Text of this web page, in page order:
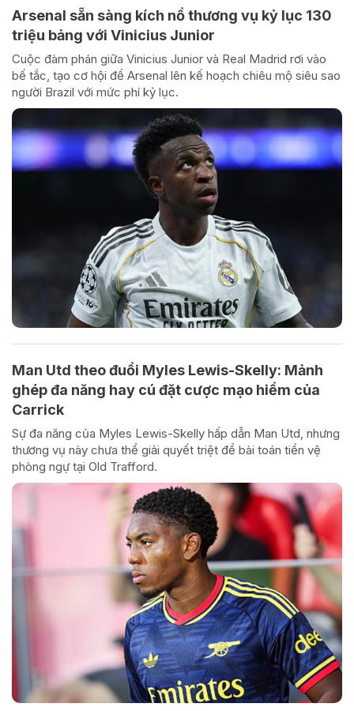
Arsenal sẵn sàng kích nổ thương vụ kỷ lục 130
triệu bảng với Vinicius Junior
Cuộc đàm phán giữa Vinicius Junior và Real Madrid rơi vào
bế tắc, tạo cơ hội để Arsenal lên kế hoạch chiêu mộ siêu sao
người Brazil với mức phí kỷ lục.
Man Utd theo đuổi Myles Lewis-Skelly: Mảnh
ghép đa năng hay cú đặt cược mạo hiểm của
Carrick
Sự đa năng của Myles Lewis-Skelly hấp dẫn Man Utd, nhưng
thương vụ này chưa thể giải quyết triệt để bài toán tiền vệ
phòng ngự tại Old Trafford.